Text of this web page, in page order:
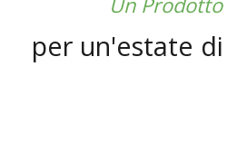
per un'estate